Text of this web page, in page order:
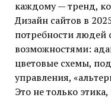
каждому — тренд,
Дизайн сайтов в
потребности людей
возможностями:
цветовые схемы,
управления,
Это не только